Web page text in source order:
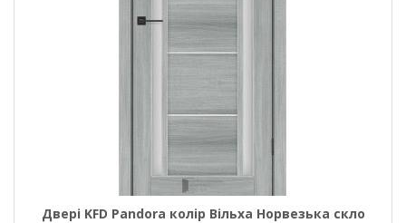
Двері KFD Pandora колір Вільха Норвезька скло